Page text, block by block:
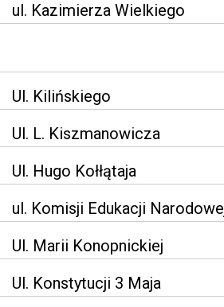
ul. Kazimierza Wielkiego
Ul. Kilińskiego
Ul. L. Kiszmanowicza
Ul. Hugo Kołłątaja
ul. Komisji Edukacji
Ul. Marii Konopnickiej
Ul. Konstytucji 3 Maja